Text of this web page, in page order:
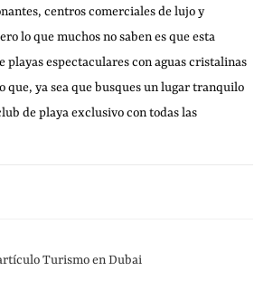
centros comerciales de lujo y
lo que muchos no saben es que esta
playas espectaculares con aguas cristalinas
que, ya sea que busques un lugar tranquilo
de playa exclusivo con todas las